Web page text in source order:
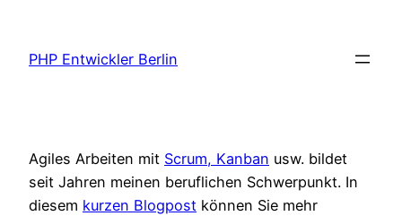
springen
PHP Entwickler Berlin
Agiles Arbeiten mit Scrum, Kanban usw. bildet
seit Jahren meinen beruflichen Schwerpunkt. In
diesem kurzen Blogpost können Sie mehr